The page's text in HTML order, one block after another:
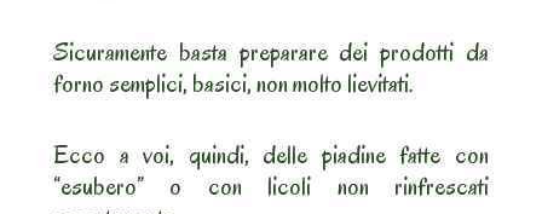
Sicuramente basta preparare dei prodotti da
forno semplici, basici, non molto lievitati.
Ecco a voi, quindi, delle piadine fatte con
“esubero” o con licoli non rinfrescati